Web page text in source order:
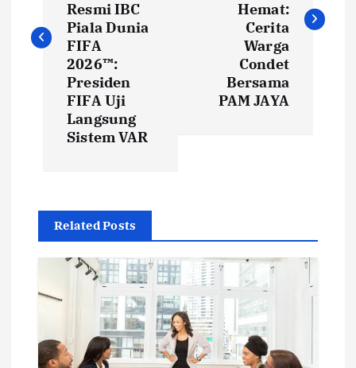
t
g
Resmi IBC
Piala Dunia
FIFA
2026™:
Presiden
FIFA Uji
Langsung
Sistem VAR
Hemat:
Cerita
Warga
Condet
Bersama
PAM JAYA
Related Posts